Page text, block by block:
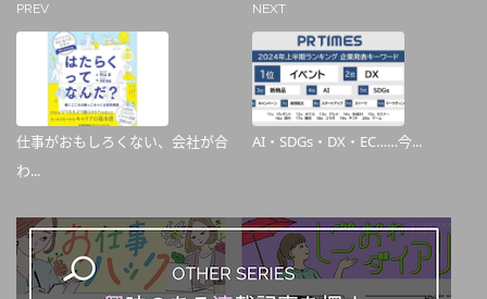
PREV
仕事がおもしろくない、会社が合
わ...
NEXT
AI・SDGs・DX・EC……今...